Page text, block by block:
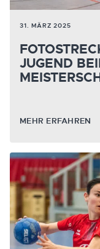
31. MÄRZ 2025
JUGEND
MEHR ERFAHREN